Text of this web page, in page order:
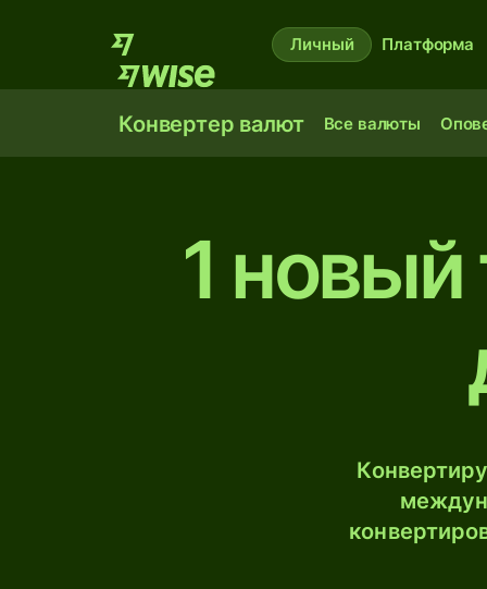
Личный Платформа
Конвертер валют Все валюты
1 новый